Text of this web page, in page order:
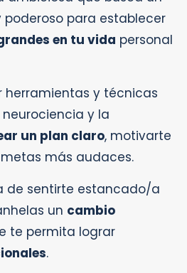
para establecer
en tu vida personal
herramientas y técnicas
y la
un plan claro, motivarte
más audaces.
de sentirte estancado/a
un cambio
te permita lograr
.